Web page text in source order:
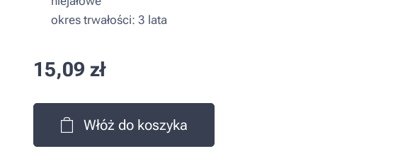
▪ okres trwałości: 3 lata
15,09 zł
Włóż do koszyka